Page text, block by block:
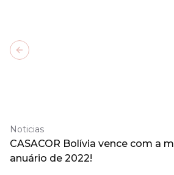
Noticias
CASACOR Bolívia vence com a
anuário de 2022!
Previous slide